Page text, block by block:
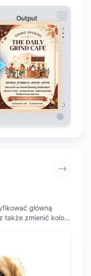
od razu
główną
także zmienić kolor